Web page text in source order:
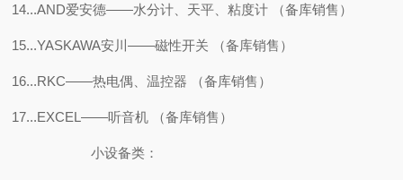
14...AND爱安德——水分计、天平、粘度计 （备库销售）
15...YASKAWA安川——磁性开关 （备库销售）
16...RKC——热电偶、温控器 （备库销售）
17...EXCEL——听音机 （备库销售）
小设备类：